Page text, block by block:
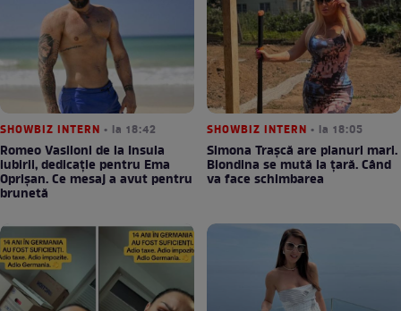
SHOWBIZ INTERN • la 18:42
Romeo Vasiloni de la Insula
iubirii, dedicație pentru Ema
Oprișan. Ce mesaj a avut pentru
brunetă
SHOWBIZ INTERN • la 18:05
Simona Trașcă are planuri mari.
Blondina se mută la țară. Când
va face schimbarea